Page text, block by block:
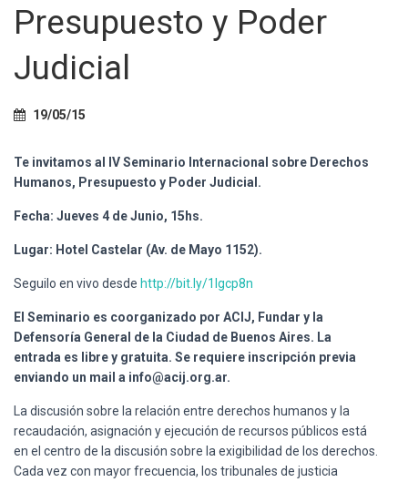
Presupuesto y Poder
Judicial
19/05/15
Te invitamos al IV Seminario Internacional sobre Derechos
Humanos, Presupuesto y Poder Judicial.
Fecha: Jueves 4 de Junio, 15hs.
Lugar: Hotel Castelar (Av. de Mayo 1152).
Seguilo en vivo desde http://bit.ly/1Igcp8n
El Seminario es coorganizado por ACIJ, Fundar y la
Defensoría General de la Ciudad de Buenos Aires. La
entrada es libre y gratuita. Se requiere inscripción previa
enviando un mail a info@acij.org.ar.
La discusión sobre la relación entre derechos humanos y la
recaudación, asignación y ejecución de recursos públicos está
en el centro de la discusión sobre la exigibilidad de los derechos.
Cada vez con mayor frecuencia, los tribunales de justicia